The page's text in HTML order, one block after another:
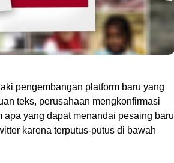
pengembangan platform baru yang
teks, perusahaan mengkonfirmasi
yang dapat menandai pesaing baru
karena terputus-putus di bawah